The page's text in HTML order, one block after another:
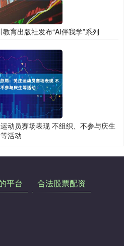
育出版社发布“AI伴我学”系列
动员赛场表现 不组织、不参与庆生
等活动
平台
合法股票配资